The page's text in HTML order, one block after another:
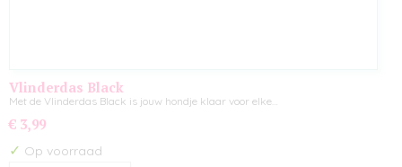
Vlinderdas Black
Met de Vlinderdas Black is jouw hondje klaar voor elke…
€ 3,99
✓ Op voorraad